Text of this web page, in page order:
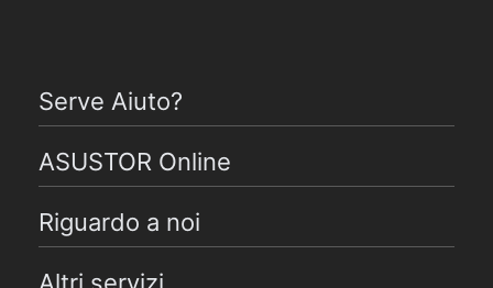
Serve Aiuto?
ASUSTOR Online
Riguardo a noi